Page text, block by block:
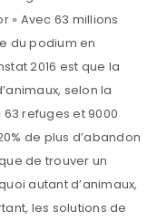
» Avec 63 millions
du podium en
2016 est que la
selon la
refuges et 9000
de plus d’abandon
de trouver un
autant d’animaux,
les solutions de